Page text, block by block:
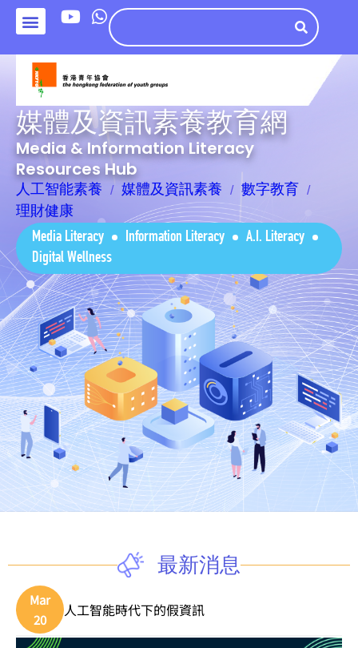
媒體及資訊素養教育網
Media & Information Literacy
Resources Hub
人工智能素養 媒體及資訊素養
數字教育
理財健康
Media Literacy Information Literacy
A.I. Literacy
Digital Wellness
最新消息
Mar
20
人工智能時代下的假資訊